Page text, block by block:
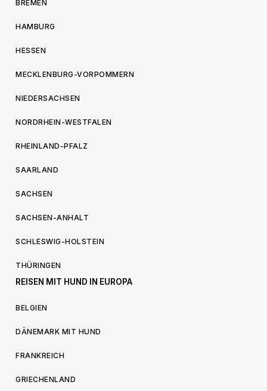
BREMEN
HAMBURG
HESSEN
MECKLENBURG-VORPOMMERN
NIEDERSACHSEN
NORDRHEIN-WESTFALEN
RHEINLAND-PFALZ
SAARLAND
SACHSEN
SACHSEN-ANHALT
SCHLESWIG-HOLSTEIN
THÜRINGEN
REISEN MIT HUND IN EUROPA
BELGIEN
DÄNEMARK MIT HUND
FRANKREICH
GRIECHENLAND